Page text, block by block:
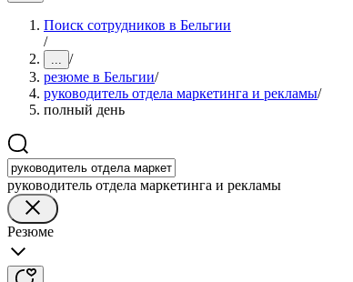
Поиск сотрудников в Бельгии
/
... /
резюме в Бельгии/
руководитель отдела маркетинга и рекламы/
полный день
руководитель отдела маркетинга и рекламы
Резюме